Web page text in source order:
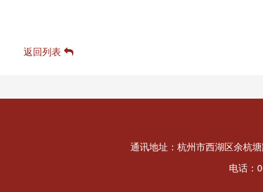
返回列表
通讯地址：杭州市西湖区余杭
电话：